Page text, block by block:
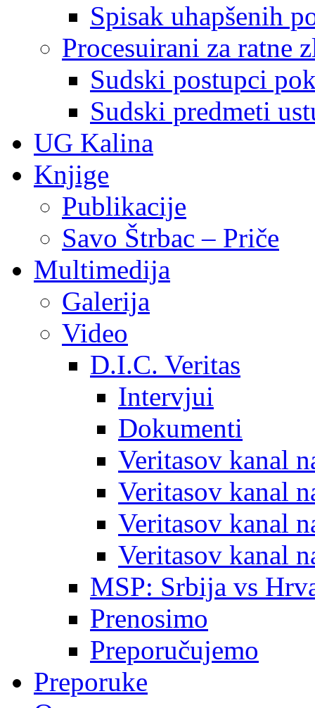
Spisak uhapšenih
Procesuirani za ratne
Sudski postupci
Sudski predmeti
UG Kalina
Knjige
Publikacije
Savo Štrbac – Priče
Multimedija
Galerija
Video
D.I.C. Veritas
Intervjui
Dokumenti
Veritasov kanal
Veritasov kanal
Veritasov kanal
Veritasov kanal
MSP: Srbija vs
Prenosimo
Preporučujemo
Preporuke